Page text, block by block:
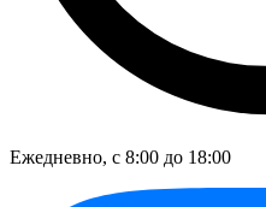
Ежедневно, с 8:00 до 18:00